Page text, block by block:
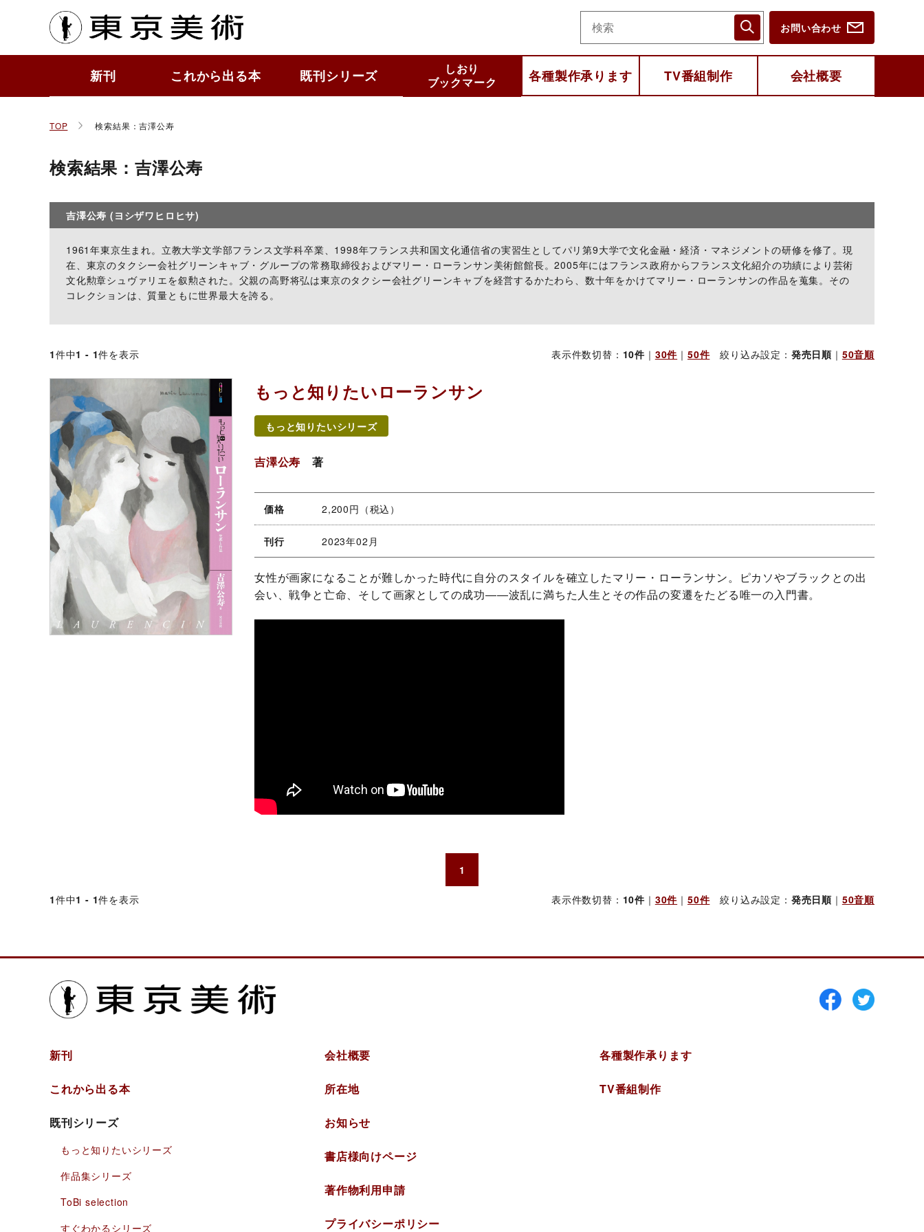
お問い合わせ
新刊 これから出る本 既刊シリーズ
しおり
ブックマーク
各種製作承ります TV番組制作 会社概要
TOP 検索結果：吉澤公寿
検索結果：吉澤公寿
吉澤公寿 (ヨシザワヒロヒサ)
1961年東京生まれ。立教大学文学部フランス文学科卒業、1998年フランス共和国文化通信省の実習生としてパリ第9大学で文化金融・経済・マネジメントの研修を修了。現
在、東京のタクシー会社グリーンキャブ・グループの常務取締役およびマリー・ローランサン美術館館長。2005年にはフランス政府からフランス文化紹介の功績により芸術
文化勲章シュヴァリエを叙勲された。父親の高野将弘は東京のタクシー会社グリーンキャブを経営するかたわら、数十年をかけてマリー・ローランサンの作品を蒐集。その
コレクションは、質量ともに世界最大を誇る。
1件中1 - 1件を表示 表示件数切替： 10件 ｜ 30件 ｜ 50件 絞り込み設定： 発売日順｜ 50音順
もっと知りたいローランサン
もっと知りたいシリーズ
吉澤公寿 著
価格 2,200円（税込）
刊行 2023年02月
女性が画家になることが難しかった時代に自分のスタイルを確立したマリー・ローランサン。ピカソやブラックとの出
会い、戦争と亡命、そして画家としての成功――波乱に満ちた人生とその作品の変遷をたどる唯一の入門書。
1
1件中1 - 1件を表示 表示件数切替： 10件 ｜ 30件 ｜ 50件 絞り込み設定： 発売日順｜ 50音順
新刊
これから出る本
既刊シリーズ
もっと知りたいシリーズ
作品集シリーズ
ToBi selection
すぐわかるシリーズ
会社概要
所在地
お知らせ
書店様向けページ
著作物利用申請
プライバシーポリシー
各種製作承ります
TV番組制作